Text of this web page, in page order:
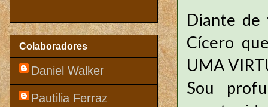
Diante de
Cícero
UMA
Sou
Colaboradores
Daniel Walker
Pautilia Ferraz